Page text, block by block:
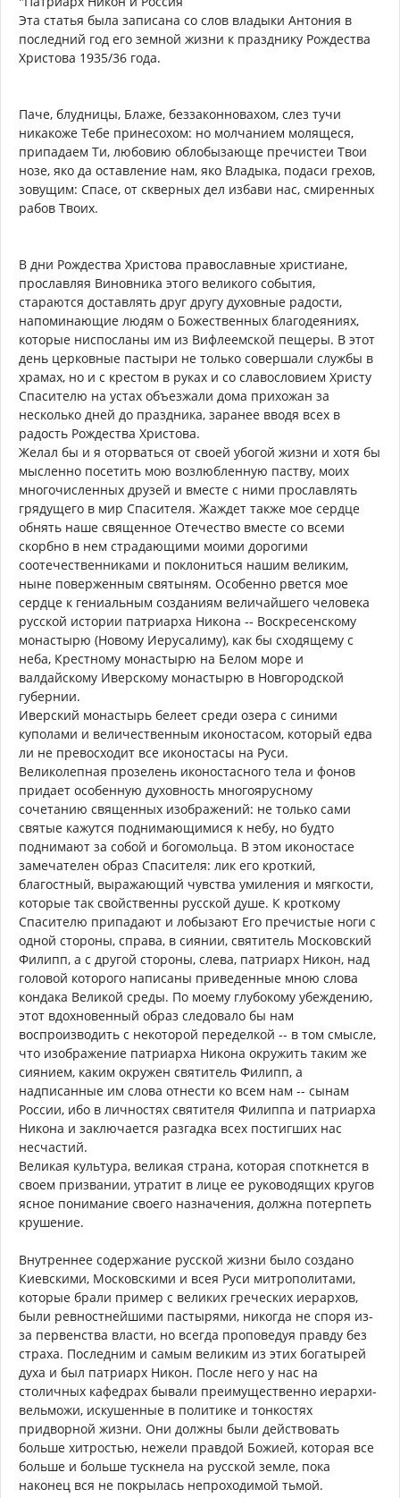
Эта статья была записана со слов владыки Антония в
последний год его земной жизни к празднику Рождества
Христова 1935/36 года.
Паче, блудницы, Блаже, беззаконновахом, слез тучи
никакоже Тебе принесохом: но молчанием молящеся,
припадаем Ти, любовию облобызающе пречистеи Твои
нозе, яко да оставление нам, яко Владыка, подаси грехов,
зовущим: Спасе, от скверных дел избави нас, смиренных
рабов Твоих.
В дни Рождества Христова православные христиане,
прославляя Виновника этого великого события,
стараются доставлять друг другу духовные радости,
напоминающие людям о Божественных благодеяниях,
которые ниспосланы им из Вифлеемской пещеры. В этот
день церковные пастыри не только совершали службы в
храмах, но и с крестом в руках и со славословием Христу
Спасителю на устах объезжали дома прихожан за
несколько дней до праздника, заранее вводя всех в
радость Рождества Христова.
Желал бы и я оторваться от своей убогой жизни и хотя бы
мысленно посетить мою возлюбленную паству, моих
многочисленных друзей и вместе с ними прославлять
грядущего в мир Спасителя. Жаждет также мое сердце
обнять наше священное Отечество вместе со всеми
скорбно в нем страдающими моими дорогими
соотечественниками и поклониться нашим великим,
ныне поверженным святыням. Особенно рвется мое
сердце к гениальным созданиям величайшего человека
русской истории патриарха Никона -- Воскресенскому
монастырю (Новому Иерусалиму), как бы сходящему с
неба, Крестному монастырю на Белом море и
валдайскому Иверскому монастырю в Новгородской
губернии.
Иверский монастырь белеет среди озера с синими
куполами и величественным иконостасом, который едва
ли не превосходит все иконостасы на Руси.
Великолепная прозелень иконостасного тела и фонов
придает особенную духовность многоярусному
сочетанию священных изображений: не только сами
святые кажутся поднимающимися к небу, но будто
поднимают за собой и богомольца. В этом иконостасе
замечателен образ Спасителя: лик его кроткий,
благостный, выражающий чувства умиления и мягкости,
которые так свойственны русской душе. К кроткому
Спасителю припадают и лобызают Его пречистые ноги с
одной стороны, справа, в сиянии, святитель Московский
Филипп, а с другой стороны, слева, патриарх Никон, над
головой которого написаны приведенные мною слова
кондака Великой среды. По моему глубокому убеждению,
этот вдохновенный образ следовало бы нам
воспроизводить с некоторой переделкой -- в том смысле,
что изображение патриарха Никона окружить таким же
сиянием, каким окружен святитель Филипп, а
надписанные им слова отнести ко всем нам -- сынам
России, ибо в личностях святителя Филиппа и патриарха
Никона и заключается разгадка всех постигших нас
несчастий.
Великая культура, великая страна, которая споткнется в
своем призвании, утратит в лице ее руководящих кругов
ясное понимание своего назначения, должна потерпеть
крушение.
Внутреннее содержание русской жизни было создано
Киевскими, Московскими и всея Руси митрополитами,
которые брали пример с великих греческих иерархов,
были ревностнейшими пастырями, никогда не споря из-
за первенства власти, но всегда проповедуя правду без
страха. Последним и самым великим из этих богатырей
духа и был патриарх Никон. После него у нас на
столичных кафедрах бывали преимущественно иерархи-
вельможи, искушенные в политике и тонкостях
придворной жизни. Они должны были действовать
больше хитростью, нежели правдой Божией, которая все
больше и больше тускнела на русской земле, пока
наконец вся не покрылась непроходимой тьмой.